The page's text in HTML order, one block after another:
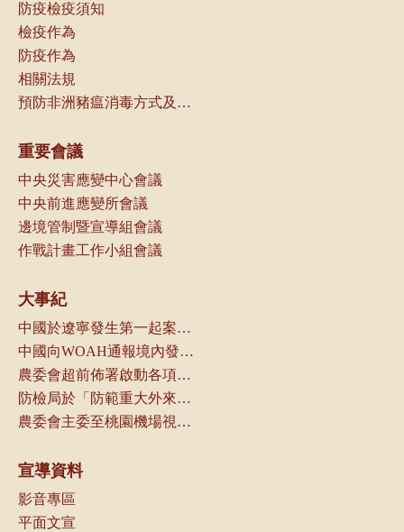
防疫檢疫須知
檢疫作為
防疫作為
相關法規
預防非洲豬瘟消毒方式及可選用消毒劑種類
重要會議
中央災害應變中心會議
中央前進應變所會議
邊境管制暨宣導組會議
作戰計畫工作小組會議
大事紀
中國於遼寧發生第一起案例，本局立即通知動物防疫機關及產業團體
中國向WOAH通報境內發生非洲豬瘟
農委會超前佈署啟動各項防疫管控措施
防檢局於「防範重大外來豬病產業座談會議」中，請養豬產業及相關業者配合各項管制措施，以防堵本病傳入我國
農委會主委至桃園機場視察邊境管制作業
宣導資料
影音專區
平面文宣